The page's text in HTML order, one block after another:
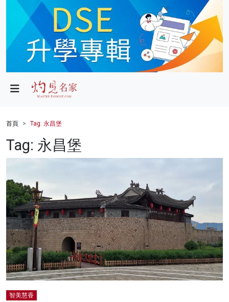
政局
財經
健康
商業
科技
影片
名家榜
灼見活動
首頁 Tag: 永昌堡
Tag: 永昌堡
智美慧香